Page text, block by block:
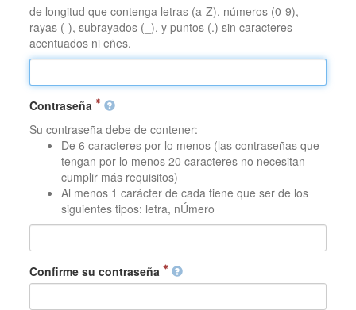
de longitud que contenga letras (a-Z), números (0-9),
rayas (-), subrayados (_), y puntos (.) sin caracteres
acentuados ni eñes.
Contraseña
Su contraseña debe de contener:
De 6 caracteres por lo menos (las contraseñas que
tengan por lo menos 20 caracteres no necesitan
cumplir más requisitos)
Al menos 1 carácter de cada tiene que ser de los
siguientes tipos: letra, nÚmero
Confirme su contraseña